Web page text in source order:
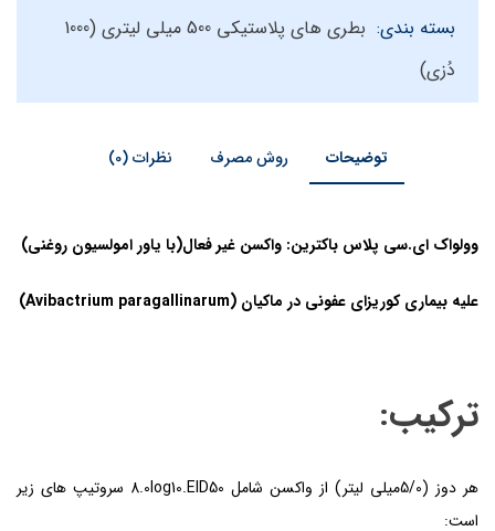
بسته بندی:
بطری های پلاستیکی 500 میلی لیتری (1000
دُزی)
توضیحات روش مصرف نظرات (0)
وولواک ای.سی پلاس باکترین: واکسن غیر فعال(با یاور امولسیون روغنی)
علیه بیماری کوریزای عفونی در ماکیان (Avibactrium paragallinarum)
ترکیب:
هر دوز (5/0میلی لیتر) از واکسن شامل 8.0log10.EID50 سروتیپ های زیر
است: